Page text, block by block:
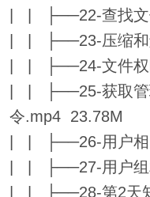
| | ├──22-查找文
| | ├──23-压缩和
| | ├──24-文件权
| | ├──25-获取管
令.mp4 23.78M
| | ├──26-用户相
| | ├──27-用户组
| | ├──28-第2天